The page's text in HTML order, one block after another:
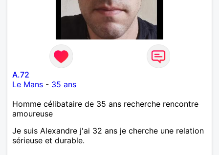
chance et je l’effacerai à « vitam eternam ».
Néanmoins, je suis un tout petit peu maniaque ainsi
qu’impatient. J’essaye de faire des efforts. Rien de
bien dramatique ! Du moins je le pense……Je suis un
homme facile à vivre. À vous si vous le souhaitez,
d’apprendre à me connaître davantage. J’en serai
ravi….A très bientôt je l’espère.
A.72
Le Mans - 35 ans
Homme célibataire de 35 ans recherche rencontre
amoureuse
Je suis Alexandre j'ai 32 ans je cherche une relation
sérieuse et durable.